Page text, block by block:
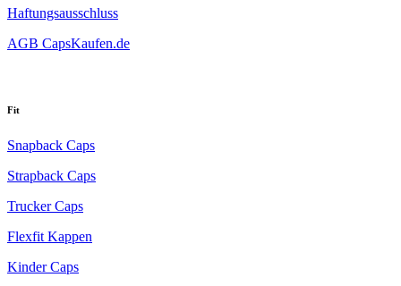
Haftungsausschluss
AGB CapsKaufen.de
Fit
Snapback Caps
Strapback Caps
Trucker Caps
Flexfit Kappen
Kinder Caps